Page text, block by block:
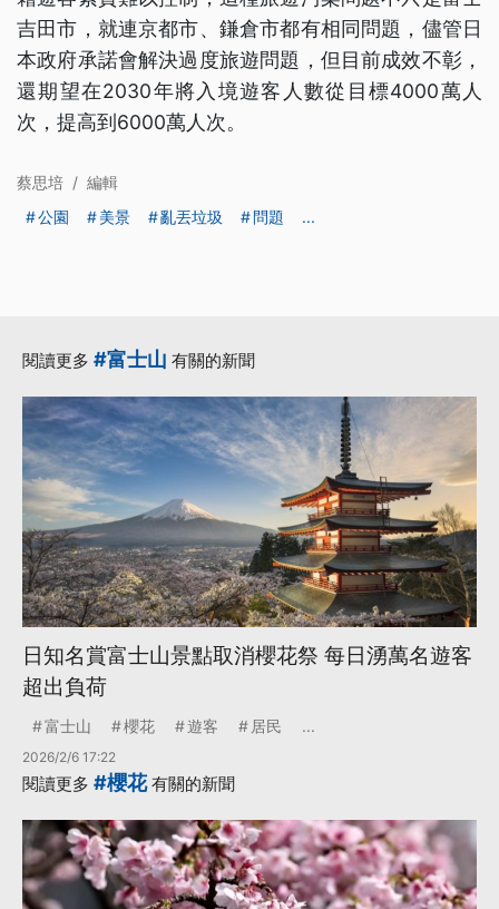
吉田市，就連京都市、鎌倉市都有相同問題，儘管日
本政府承諾會解決過度旅遊問題，但目前成效不彰，
還期望在2030年將入境遊客人數從目標4000萬人
次，提高到6000萬人次。
蔡思培 / 編輯
公園
美景 亂丟垃圾 問題 ...
閱讀更多 #富士山 有關的新聞
日知名賞富士山景點取消櫻花祭 每日湧萬名遊客
超出負荷
富士山 櫻花 遊客 居民 ...
2026/2/6 17:22
閱讀更多 #櫻花有關的新聞